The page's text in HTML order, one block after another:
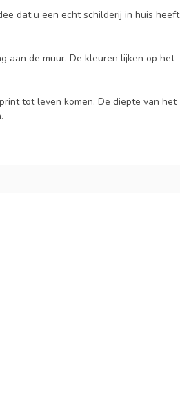
dat u een echt schilderij in huis heeft
aan de muur. De kleuren lijken op het
tot leven komen. De diepte van het